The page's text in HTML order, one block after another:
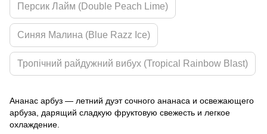
Персик Лайм (Double Peach Lime)
Синяя Малина (Blue Razz Ice)
Тропічний райдужний вибух (Tropical Rainbow Blast)
Ананас арбуз — летний дуэт сочного ананаса и освежающего
арбуза, дарящий сладкую фруктовую свежесть и легкое
охлаждение.